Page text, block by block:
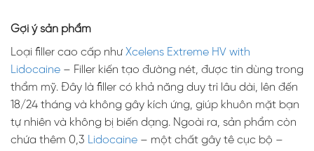
Gợi ý sản phẩm
Loại filler cao cấp như Xcelens Extreme HV with
Lidocaine – Filler kiến tạo đường nét, được tin dùng trong
thẩm mỹ. Đây là filler có khả năng duy trì lâu dài, lên đến
18/24 tháng và không gây kích ứng, giúp khuôn mặt bạn
tự nhiên và không bị biến dạng. Ngoài ra, sản phẩm còn
chứa thêm 0,3 Lidocaine – một chất gây tê cục bộ –